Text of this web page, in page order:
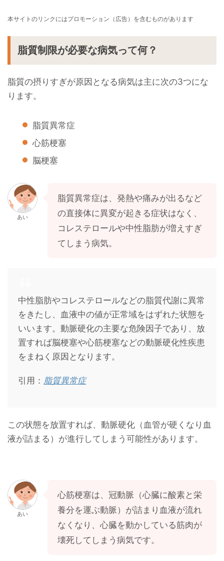
本サイトのリンクにはプロモーション（広告）を含むものがあります
脂質制限が必要な病気って何？
脂質の摂りすぎが原因となる病気は主に次の3つにな
ります。
脂質異常症
心筋梗塞
脳梗塞
あい
脂質異常症は、発熱や痛みが出るなど
の直接体に異変が起きる症状はなく、
コレステロールや中性脂肪が増えすぎ
てしまう病気。
中性脂肪やコレステロールなどの脂質代謝に異常
をきたし、血液中の値が正常域をはずれた状態を
いいます。動脈硬化の主要な危険因子であり、放
置すれば脳梗塞や心筋梗塞などの動脈硬化性疾患
をまねく原因となります。
引用： 脂質異常症
この状態を放置すれば、動脈硬化（血管が硬くなり血
液が詰まる）が進行してしまう可能性があります。
あい
心筋梗塞は、冠動脈（心臓に酸素と栄
養分を運ぶ動脈）が詰まり血液が流れ
なくなり、心臓を動かしている筋肉が
壊死してしまう病気です。